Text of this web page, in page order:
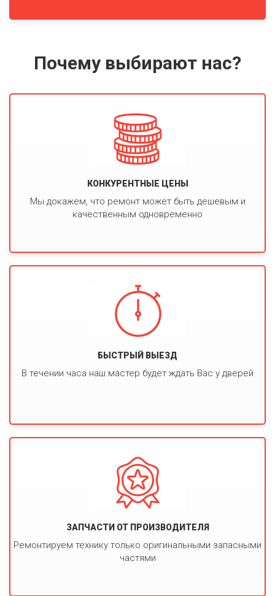
Почему выбирают нас?
КОНКУРЕНТНЫЕ ЦЕНЫ
Мы докажем, что ремонт может быть дешевым и
качественным одновременно
БЫСТРЫЙ ВЫЕЗД
В течении часа наш мастер будет ждать Вас у дверей
ЗАПЧАСТИ ОТ ПРОИЗВОДИТЕЛЯ
Ремонтируем технику только оригинальными запасными
частями